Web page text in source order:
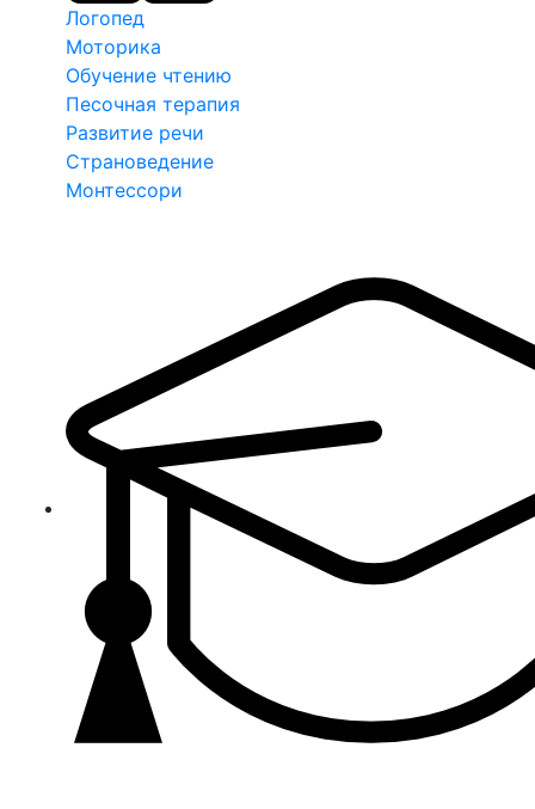
Логопед
Моторика
Обучение чтению
Песочная терапия
Развитие речи
Страноведение
Монтессори